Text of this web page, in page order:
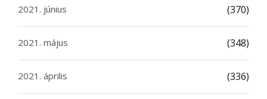
2021. június (370)
2021. május (348)
2021. április (336)